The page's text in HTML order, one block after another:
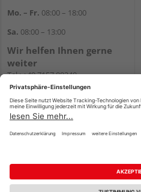
Mo. – Fr. 08:00 – 18:00
Sa. 08:00 – 13:00
Wir helfen Ihnen gerne
weiter
Tel.:+49 7157 88240
E-Mail:shop@holzland-
filderstadt.de
Impressum AGB
Reservierungsbedingungen